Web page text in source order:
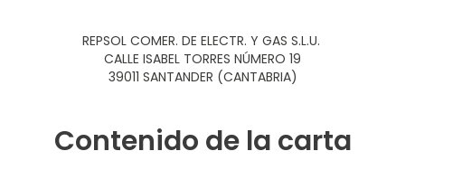
REPSOL COMER. DE ELECTR. Y GAS S.L.U.
CALLE ISABEL TORRES NÚMERO 19
39011 SANTANDER (CANTABRIA)
Contenido de la carta